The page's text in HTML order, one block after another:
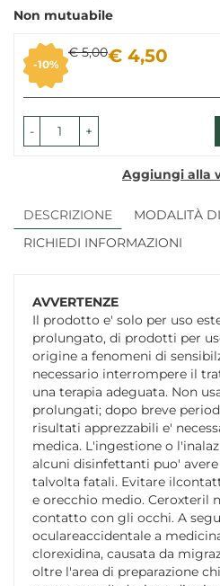
Non mutuabile
Sconto
del10%
€ 5,00Prezzo
scontato
€ 4,50
- +
Aggiungi alla
DESCRIZIONE
MODALITÀ
RICHIEDI INFORMAZIONI
AVVERTENZE
Il prodotto e' solo per uso
prolungato, di prodotti per
origine a fenomeni di
necessario interrompere il
una terapia adeguata. Non
prolungati; dopo breve
risultati apprezzabili e'
medica. L'ingestione o
alcuni disinfettanti puo'
talvolta fatali. Evitare
e orecchio medio. Ceroxteril
contatto con gli occhi. A
oculareaccidentale a
clorexidina, causata da
oltre l'area di preparazione